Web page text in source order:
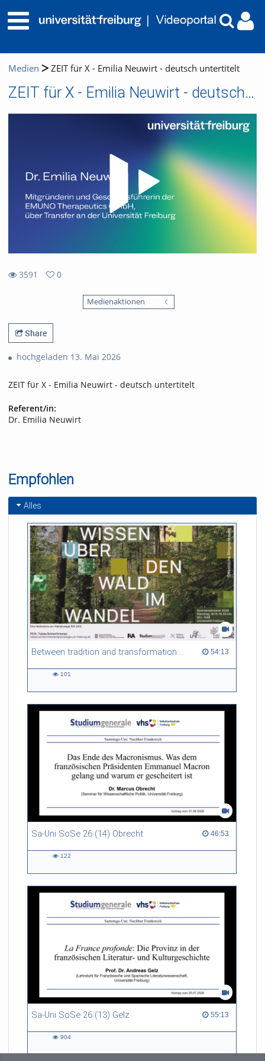
Medien ZEIT für X - Emilia Neuwirt - deutsch untertitelt
ZEIT für X - Emilia Neuwirt - deutsch untertitelt
3591
0
Medienaktionen
Share
hochgeladen 13. Mai 2026
ZEIT für X - Emilia Neuwirt - deutsch untertitelt
Referent/in:
Dr. Emilia Neuwirt
Empfohlen
Alles
Between tradition and transformation: how owners, advisers and institutions co-create knowledge for resilient forests in Europe 54:13
54:13 duration
101
Sa-Uni SoSe 26 (14) Obrecht 46:53
46:53 duration
122
Sa-Uni SoSe 26 (13) Gelz 55:13
55:13 duration
904